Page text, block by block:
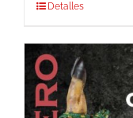
Detalles